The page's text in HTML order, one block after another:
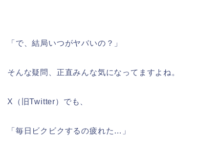
「で、結局いつがヤバいの？」
そんな疑問、正直みんな気になってますよね。
X（旧Twitter）でも、
「毎日ビクビクするの疲れた…」